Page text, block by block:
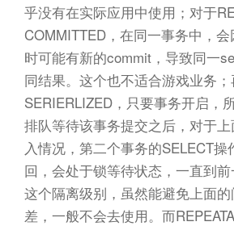
乎没有在实际应用中使用；对于
COMMITTED，在同一事务中，
时可能有新的commit，导致同一
同结果。这个也不适合游戏业务
SERIERLIZED，只要事务开启，
排队等待该事务提交之后，对于
入情况，第二个事务的SELECT操
回，会处于锁等待状态，一直到前
这个隔离级别，虽然能避免上面
差，一般不会去使用。而